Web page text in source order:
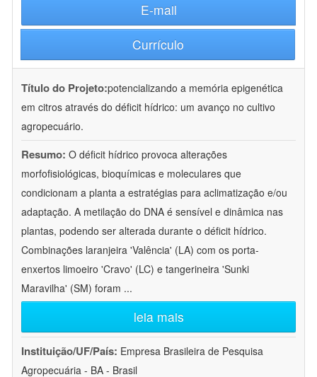
E-mail
Currículo
Título do Projeto:potencializando a memória epigenética
em citros através do déficit hídrico: um avanço no cultivo
agropecuário.
Resumo: O déficit hídrico provoca alterações
morfofisiológicas, bioquímicas e moleculares que
condicionam a planta a estratégias para aclimatização e/ou
adaptação. A metilação do DNA é sensível e dinâmica nas
plantas, podendo ser alterada durante o déficit hídrico.
Combinações laranjeira 'Valência' (LA) com os porta-
enxertos limoeiro 'Cravo' (LC) e tangerineira 'Sunki
Maravilha' (SM) foram ...
leia mais
Instituição/UF/País: Empresa Brasileira de Pesquisa
Agropecuária - BA - Brasil